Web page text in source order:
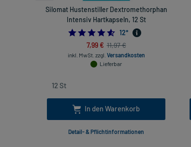
Silomat Hustenstiller Dextromethorphan
Intensiv Hartkapseln, 12 St
4.583333333333333
12*
7,99 € 11,97 €
inkl. MwSt. zzgl. Versandkosten
Lieferbar
In den Warenkorb
Detail- & Pflichtinformationen